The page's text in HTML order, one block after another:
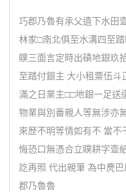
巧郡乃魯有承父遺下水田
林家□南北俱至水溝四至
贌三面言定時出磧地銀玖
至踏付銀主 大小租粟伍
滿之日業主□□地銀一足送
物業與別番親人等無涉亦
來歷不明等情如有不 當不
悔恐口無憑合立贌耕字壹
訖再照 代出親筆 為中麂
郡乃魯魯